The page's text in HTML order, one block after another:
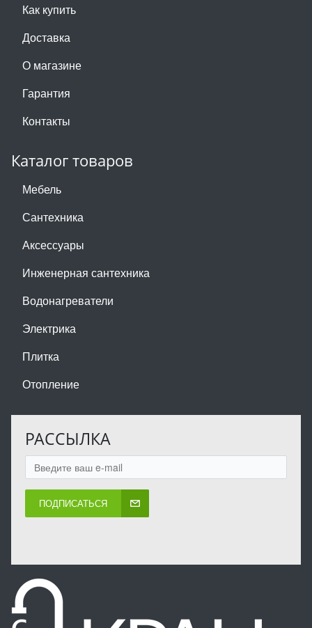
Как купить
Доставка
О магазине
Гарантия
Контакты
Каталог товаров
Мебель
Сантехника
Аксессуары
Инженерная сантехника
Водонагреватели
Электрика
Плитка
Отопление
РАССЫЛКА
ПОДПИСАТЬСЯ